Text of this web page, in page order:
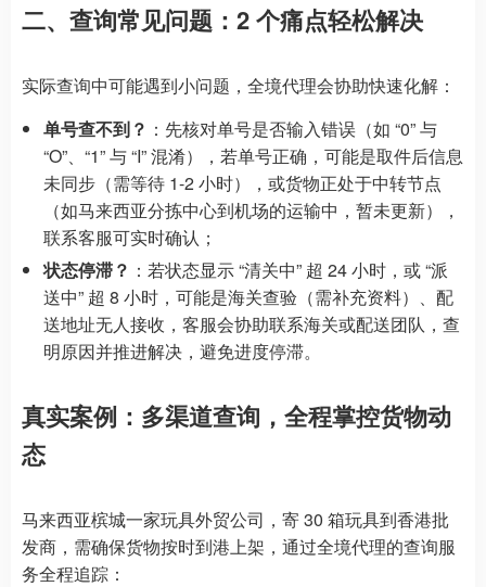
二、查询常见问题：2 个痛点轻松解决
实际查询中可能遇到小问题，全境代理会协助快速化解：
单号查不到？ ：先核对单号是否输入错误（如 “0” 与
“O”、“1” 与 “I” 混淆），若单号正确，可能是取件后信息
未同步（需等待 1-2 小时），或货物正处于中转节点
（如马来西亚分拣中心到机场的运输中，暂未更新），
联系客服可实时确认；
状态停滞？ ：若状态显示 “清关中” 超 24 小时，或 “派
送中” 超 8 小时，可能是海关查验（需补充资料）、配
送地址无人接收，客服会协助联系海关或配送团队，查
明原因并推进解决，避免进度停滞。
真实案例：多渠道查询，全程掌控货物动
态
马来西亚槟城一家玩具外贸公司，寄 30 箱玩具到香港批
发商，需确保货物按时到港上架，通过全境代理的查询服
务全程追踪：